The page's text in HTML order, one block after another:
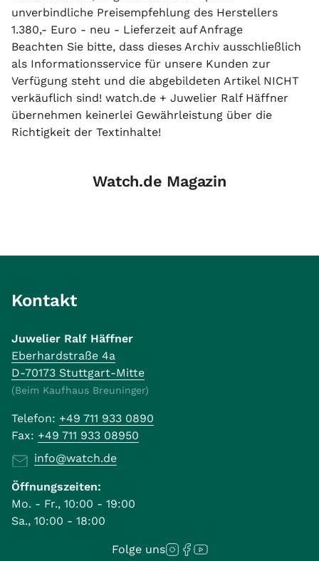
unverbindliche Preisempfehlung des Herstellers
1.380,- Euro - neu - Lieferzeit auf Anfrage
Beachten Sie bitte, dass dieses Archiv ausschließlich
als Informationsservice für unsere Kunden zur
Verfügung steht und die abgebildeten Artikel NICHT
verkäuflich sind! watch.de + Juwelier Ralf Häffner
übernehmen keinerlei Gewährleistung über die
Richtigkeit der Textinhalte!
Watch.de Magazin
Kontakt
Juwelier Ralf Häffner
Eberhardstraße 4a
D-70173 Stuttgart-Mitte
(Beim Kaufhaus Breuninger)
Telefon: +49 711 933 0890
Fax: +49 711 933 08950
info@watch.de
Öffnungszeiten:
Mo. - Fr., 10:00 - 19:00
Sa., 10:00 - 18:00
Folge uns